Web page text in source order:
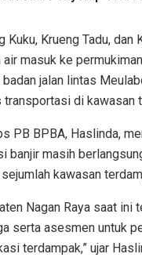
Kuku, Krueng Tadu, dan
masuk ke
jalan lintas
transportasi di kawasan
PB BPBA, Haslinda,
banjir masih
kawasan
Nagan Raya saat ini
serta asesmen untuk
terdampak,” ujar